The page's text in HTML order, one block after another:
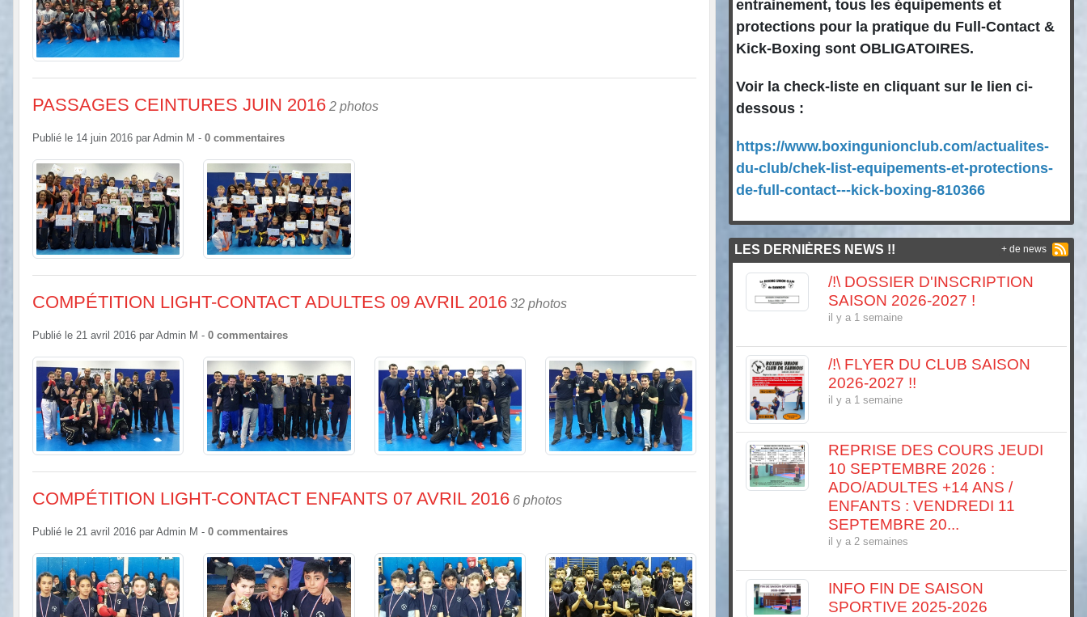
PASSAGES CEINTURES JUIN 2016 2 photos
Publié le 14 juin 2016 par Admin M - 0 commentaires
COMPÉTITION LIGHT-CONTACT ADULTES 09 AVRIL 2016 32 photos
Publié le 21 avril 2016 par Admin M - 0 commentaires
COMPÉTITION LIGHT-CONTACT ENFANTS 07 AVRIL 2016 6 photos
Publié le 21 avril 2016 par Admin M - 0 commentaires
entrainement, tous les équipements et
protections pour la pratique du Full-Contact &
Kick-Boxing sont OBLIGATOIRES.
Voir la check-liste en cliquant sur le lien ci-
dessous :
https://www.boxingunionclub.com/actualites-
du-club/chek-list-equipements-et-protections-
de-full-contact---kick-boxing-810366
LES DERNIÈRES NEWS !!
/!\ DOSSIER D'INSCRIPTION
SAISON 2026-2027 !
il y a 1 semaine
/!\ FLYER DU CLUB SAISON
2026-2027 !!
il y a 1 semaine
REPRISE DES COURS JEUDI
10 SEPTEMBRE 2026 :
ADO/ADULTES +14 ANS /
ENFANTS : VENDREDI 11
SEPTEMBRE 20...
il y a 2 semaines
INFO FIN DE SAISON
SPORTIVE 2025-2026
+ de news